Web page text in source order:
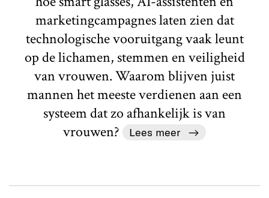
marketingcampagnes laten zien dat
technologische vooruitgang vaak leunt
op de lichamen, stemmen en veiligheid
van vrouwen. Waarom blijven juist
mannen het meeste verdienen aan een
systeem dat zo afhankelijk is van
vrouwen?
Lees meer